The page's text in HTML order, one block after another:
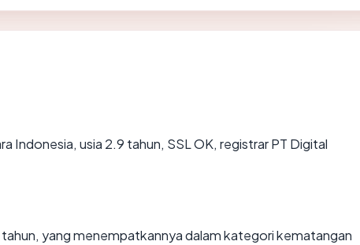
Indonesia, usia 2.9 tahun, SSL OK, registrar PT Digital
yang menempatkannya dalam kategori kematangan